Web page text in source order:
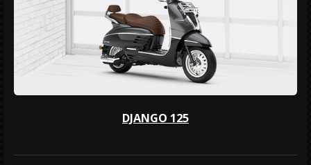
DJANGO 125